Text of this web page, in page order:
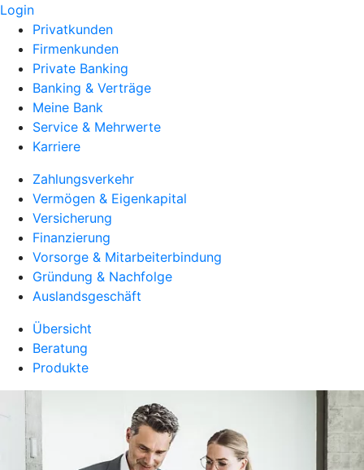
Login
Privatkunden
Firmenkunden
Private Banking
Banking & Verträge
Meine Bank
Service & Mehrwerte
Karriere
Zahlungsverkehr
Vermögen & Eigenkapital
Versicherung
Finanzierung
Vorsorge & Mitarbeiterbindung
Gründung & Nachfolge
Auslandsgeschäft
Übersicht
Beratung
Produkte